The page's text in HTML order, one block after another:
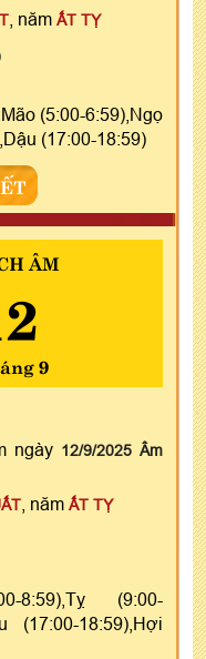
, năm ẤT TỴ
(5:00-6:59),Ngọ
(17:00-18:59)
ÂM
9
ngày 12/9/2025 Âm
, năm ẤT TỴ
8:59),Tỵ (9:00-
(17:00-18:59),Hợi